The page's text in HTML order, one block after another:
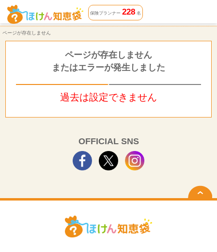
ページが存在しません | ほけん知恵袋
保険プランナー 228名
ページが存在しません
ページが存在しません
またはエラーが発生しました
過去は設定できません
OFFICIAL SNS